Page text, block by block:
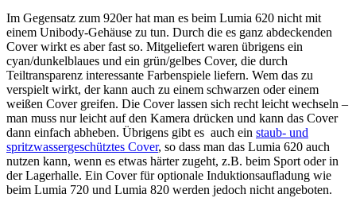
Im Gegensatz zum 920er hat man es beim Lumia 620 nicht mit
einem Unibody-Gehäuse zu tun. Durch die es ganz abdeckenden
Cover wirkt es aber fast so. Mitgeliefert waren übrigens ein
cyan/dunkelblaues und ein grün/gelbes Cover, die durch
Teiltransparenz interessante Farbenspiele liefern. Wem das zu
verspielt wirkt, der kann auch zu einem schwarzen oder einem
weißen Cover greifen. Die Cover lassen sich recht leicht wechseln –
man muss nur leicht auf den Kamera drücken und kann das Cover
dann einfach abheben. Übrigens gibt es auch ein staub- und
spritzwassergeschütztes Cover, so dass man das Lumia 620 auch
nutzen kann, wenn es etwas härter zugeht, z.B. beim Sport oder in
der Lagerhalle. Ein Cover für optionale Induktionsaufladung wie
beim Lumia 720 und Lumia 820 werden jedoch nicht angeboten.